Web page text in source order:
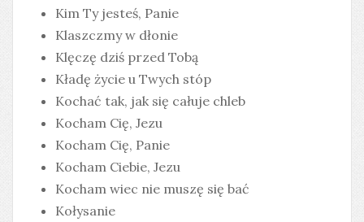
Kim Ty jesteś, Panie
Klaszczmy w dłonie
Klęczę dziś przed Tobą
Kładę życie u Twych stóp
Kochać tak, jak się całuje chleb
Kocham Cię, Jezu
Kocham Cię, Panie
Kocham Ciebie, Jezu
Kocham wiec nie muszę się bać
Kołysanie